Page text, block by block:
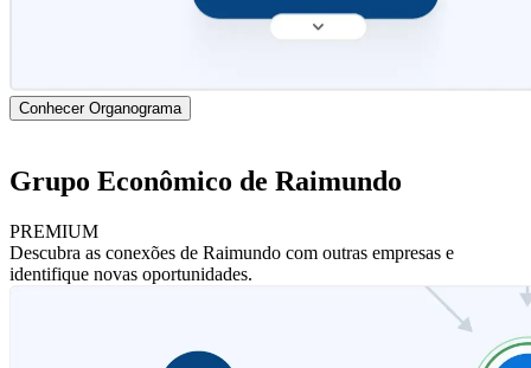
Conhecer Organograma
Grupo Econômico de Raimundo
PREMIUM
Descubra as conexões de Raimundo com outras empresas e
identifique novas oportunidades.